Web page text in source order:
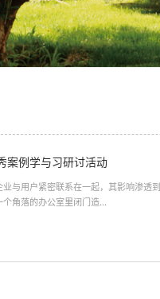
案例学与习研讨活动
与用户紧密联系在一起，其影响渗透
角落的办公室里闭门造...